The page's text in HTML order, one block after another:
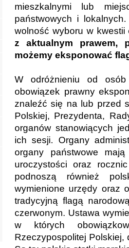
mieszkalnymi lub
państwowych i
wolność wyboru w
z aktualnym prawem,
możemy eksponować
W odróżnieniu od osób
obowiązek prawny
znaleźć się na lub przed
Polskiej, Prezydenta,
organów stanowiących
ich sesji. Organy
organy państwowe
uroczystości oraz
podnoszą również
wymienione urzędy oraz
tradycyjną flagą
czerwonym. Ustawa
w których
Rzeczypospolitej Polskiej,